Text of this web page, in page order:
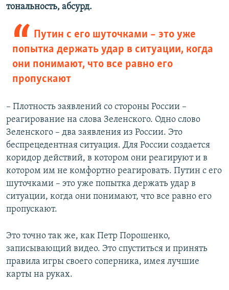
тональность, абсурд.
Путин с его шуточками – это уже
попытка держать удар в ситуации, когда
они понимают, что все равно его
пропускают
– Плотность заявлений со стороны России –
реагирование на слова Зеленского. Одно слово
Зеленского – два заявления из России. Это
беспрецедентная ситуация. Для России создается
коридор действий, в котором они реагируют и в
котором им не комфортно реагировать. Путин с его
шуточками – это уже попытка держать удар в
ситуации, когда они понимают, что все равно его
пропускают.
Это точно так же, как Петр Порошенко,
записывающий видео. Это спуститься и принять
правила игры своего соперника, имея лучшие
карты на руках.